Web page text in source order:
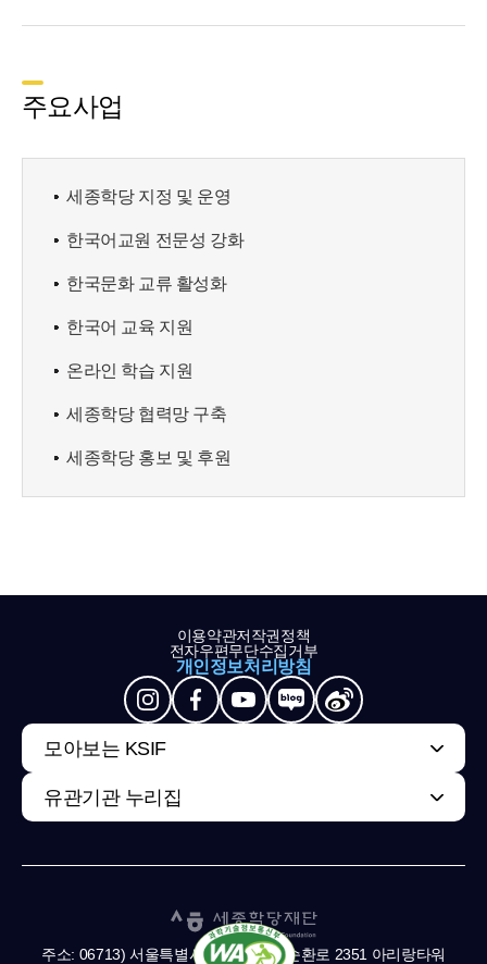
주요사업
세종학당 지정 및 운영
한국어교원 전문성 강화
한국문화 교류 활성화
한국어 교육 지원
온라인 학습 지원
세종학당 협력망 구축
세종학당 홍보 및 후원
이용약관저작권정책
전자우편무단수집거부
개인정보처리방침
모아보는 KSIF
유관기관 누리집
주소: 06713) 서울특별시 서초구 남부순환로 2351 아리랑타워